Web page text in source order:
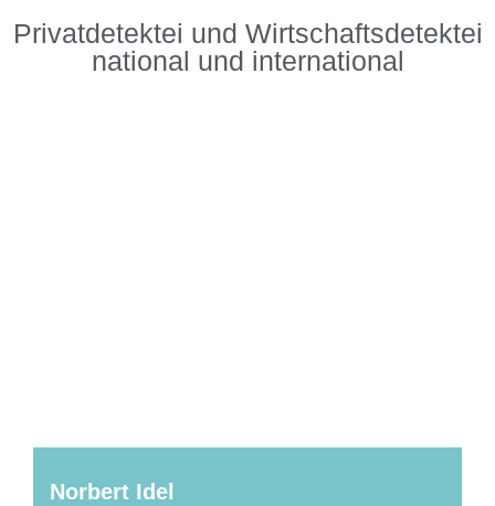
Privatdetektei und Wirtschaftsdetektei
national und international
Norbert Idel